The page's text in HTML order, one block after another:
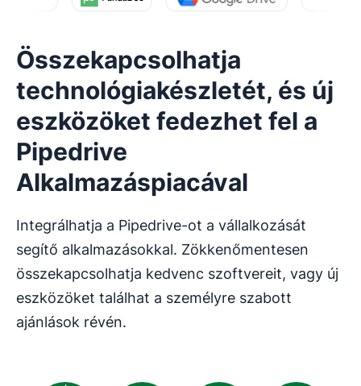
Összekapcsolhatja
technológiakészletét, és új
eszközöket fedezhet fel a
Pipedrive
Alkalmazáspiacával
Integrálhatja a Pipedrive-ot a vállalkozását
segítő alkalmazásokkal. Zökkenőmentesen
összekapcsolhatja kedvenc szoftvereit, vagy új
eszközöket találhat a személyre szabott
ajánlások révén.